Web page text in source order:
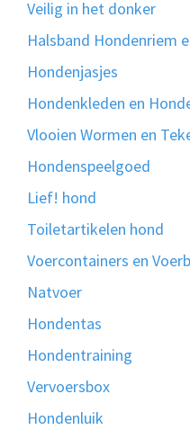
Veilig in het donker
Halsband Hondenriem
Hondenjasjes
Hondenkleden en
Vlooien Wormen en
Hondenspeelgoed
Lief! hond
Toiletartikelen hond
Voercontainers en
Natvoer
Hondentas
Hondentraining
Vervoersbox
Hondenluik